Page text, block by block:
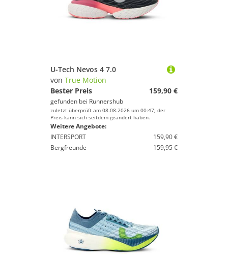
U-Tech Nevos 4 7.0
von True Motion
Bester Preis
159,90 €
gefunden bei Runnershub
zuletzt überprüft am 08.08.2026 um 00:47; der
Preis kann sich seitdem geändert haben.
Weitere Angebote:
INTERSPORT
159,90 €
Bergfreunde
159,95 €